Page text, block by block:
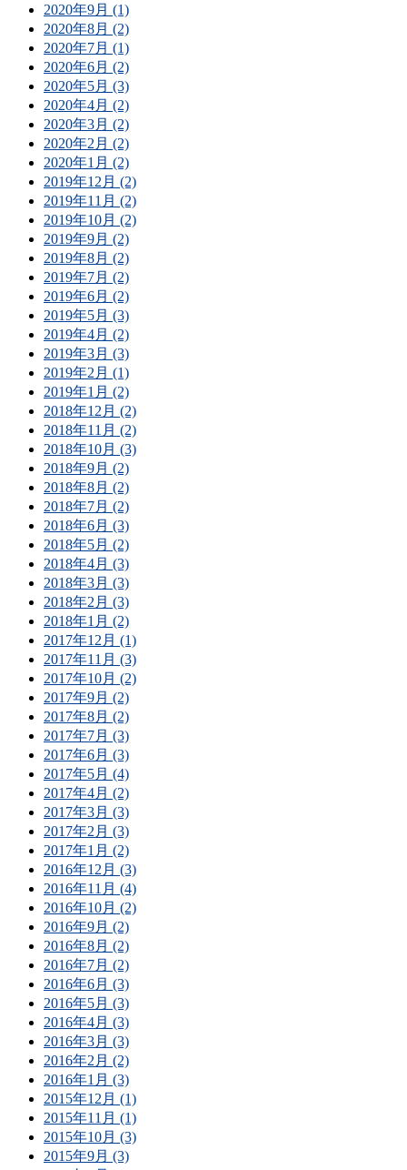
2020年9月 (1)
2020年8月 (2)
2020年7月 (1)
2020年6月 (2)
2020年5月 (3)
2020年4月 (2)
2020年3月 (2)
2020年2月 (2)
2020年1月 (2)
2019年12月 (2)
2019年11月 (2)
2019年10月 (2)
2019年9月 (2)
2019年8月 (2)
2019年7月 (2)
2019年6月 (2)
2019年5月 (3)
2019年4月 (2)
2019年3月 (3)
2019年2月 (1)
2019年1月 (2)
2018年12月 (2)
2018年11月 (2)
2018年10月 (3)
2018年9月 (2)
2018年8月 (2)
2018年7月 (2)
2018年6月 (3)
2018年5月 (2)
2018年4月 (3)
2018年3月 (3)
2018年2月 (3)
2018年1月 (2)
2017年12月 (1)
2017年11月 (3)
2017年10月 (2)
2017年9月 (2)
2017年8月 (2)
2017年7月 (3)
2017年6月 (3)
2017年5月 (4)
2017年4月 (2)
2017年3月 (3)
2017年2月 (3)
2017年1月 (2)
2016年12月 (3)
2016年11月 (4)
2016年10月 (2)
2016年9月 (2)
2016年8月 (2)
2016年7月 (2)
2016年6月 (3)
2016年5月 (3)
2016年4月 (3)
2016年3月 (3)
2016年2月 (2)
2016年1月 (3)
2015年12月 (1)
2015年11月 (1)
2015年10月 (3)
2015年9月 (3)